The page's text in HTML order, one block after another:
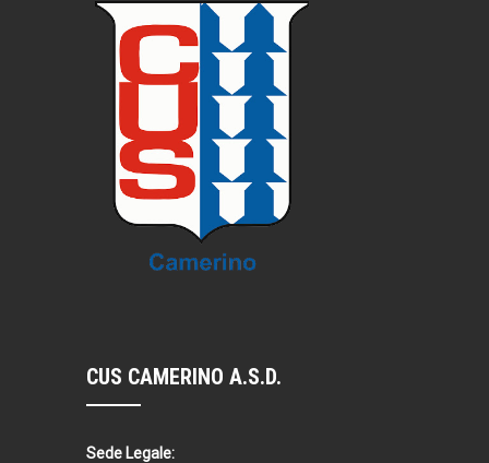
CUS CAMERINO A.S.D.
Sede Legale: